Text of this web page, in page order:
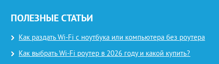
ПОЛЕЗНЫЕ СТАТЬИ
Как раздать Wi-Fi с ноутбука или компьютера без роутера
Как выбрать Wi-Fi роутер в 2026 году и какой купить?